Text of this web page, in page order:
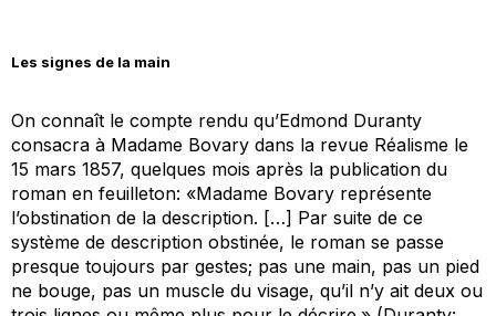
Les signes de la main
On connaît le compte rendu qu’Edmond Duranty
consacra à Madame Bovary dans la revue Réalisme le
15 mars 1857, quelques mois après la publication du
roman en feuilleton: «Madame Bovary représente
l’obstination de la description. […] Par suite de ce
système de description obstinée, le roman se passe
presque toujours par gestes; pas une main, pas un pied
ne bouge, pas un muscle du visage, qu’il n’y ait deux ou